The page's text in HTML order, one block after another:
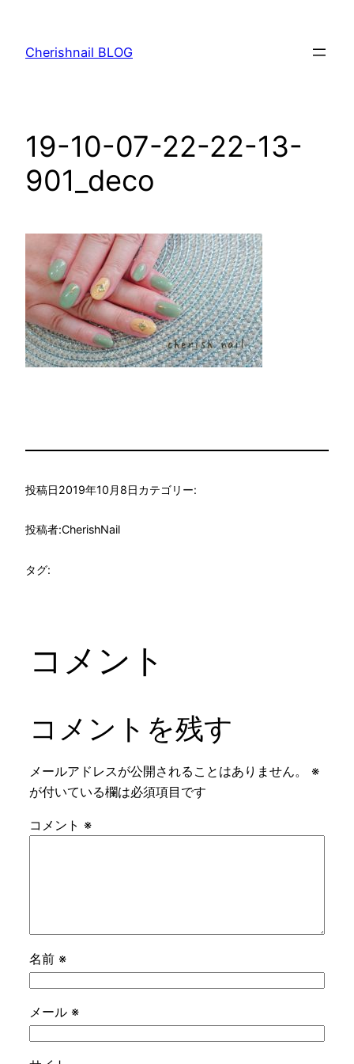
Cherishnail BLOG
19-10-07-22-22-13-
901_deco
投稿日2019年10月8日カテゴリー:
投稿者:CherishNail
タグ:
コメント
コメントを残す
メールアドレスが公開されることはありません。
※
が付いている欄は必須項目です
コメント ※
名前 ※
メール ※